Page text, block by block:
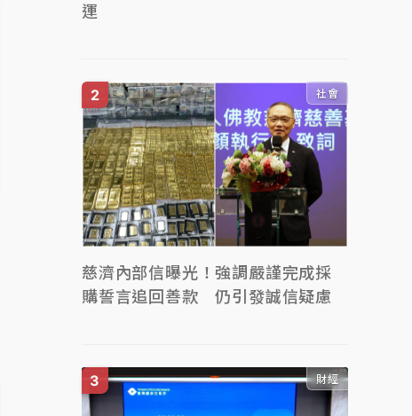
運
社會
慈濟內部信曝光！強調嚴謹完成採
購誓言追回善款 仍引發誠信疑慮
財經